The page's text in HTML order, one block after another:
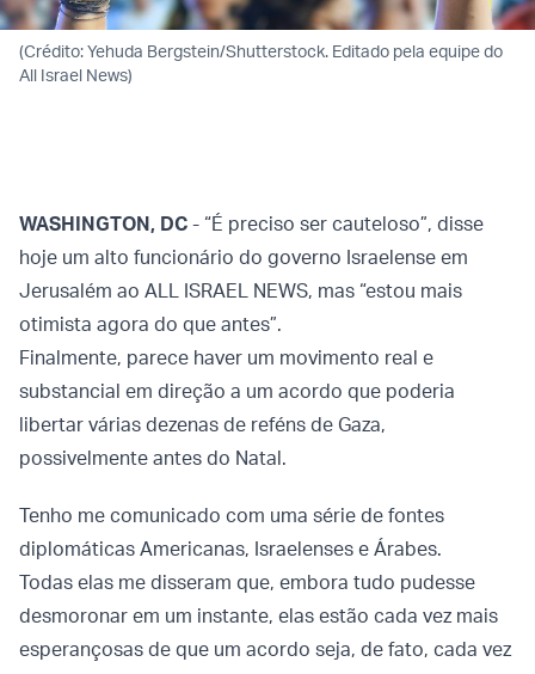
(Crédito: Yehuda Bergstein/Shutterstock. Editado pela equipe do
All Israel News)
WASHINGTON, DC - “É preciso ser cauteloso”, disse
hoje um alto funcionário do governo Israelense em
Jerusalém ao ALL ISRAEL NEWS, mas “estou mais
otimista agora do que antes”.
Finalmente, parece haver um movimento real e
substancial em direção a um acordo que poderia
libertar várias dezenas de reféns de Gaza,
possivelmente antes do Natal.
Tenho me comunicado com uma série de fontes
diplomáticas Americanas, Israelenses e Árabes.
Todas elas me disseram que, embora tudo pudesse
desmoronar em um instante, elas estão cada vez mais
esperançosas de que um acordo seja, de fato, cada vez